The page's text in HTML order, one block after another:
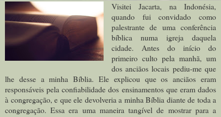
Visitei Jacarta, na Indonésia,
quando fui convidado como
palestrante de uma conferência
bíblica numa igreja daquela
cidade. Antes do início do
primeiro culto pela manhã, um
dos anciãos locais pediu-me que
lhe desse a minha Bíblia. Ele explicou que os anciãos eram
responsáveis pela confiabilidade dos ensinamentos que eram dados
à congregação, e que ele devolveria a minha Bíblia diante de toda a
congregação. Essa era uma maneira tangível de mostrar para a